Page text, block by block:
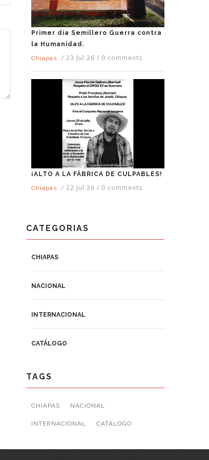
Primer día Semillero Guerra contra
la Humanidad.
Chiapas
/ 23 Jul 26 / 0 comments
¡ALTO A LA FÁBRICA DE CULPABLES!
Chiapas
/ 22 Jul 26 / 0 comments
CATEGORIAS
CHIAPAS
NACIONAL
INTERNACIONAL
CATÁLOGO
TAGS
CHIAPAS NACIONAL
INTERNACIONAL CATÁLOGO